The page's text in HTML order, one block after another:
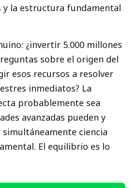
y la estructura fundamental
¿invertir 5.000 millones
sobre el origen del
esos recursos a resolver
inmediatos? La
probablemente sea
avanzadas pueden y
ciencia
El equilibrio es lo